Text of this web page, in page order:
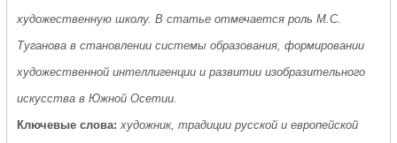
художественную школу. В статье отмечается роль М.С.
Туганова в становлении системы образования, формировании
художественной интеллигенции и развитии изобразительного
искусства в Южной Осетии.
Ключевые слова: художник, традиции русской и европейской